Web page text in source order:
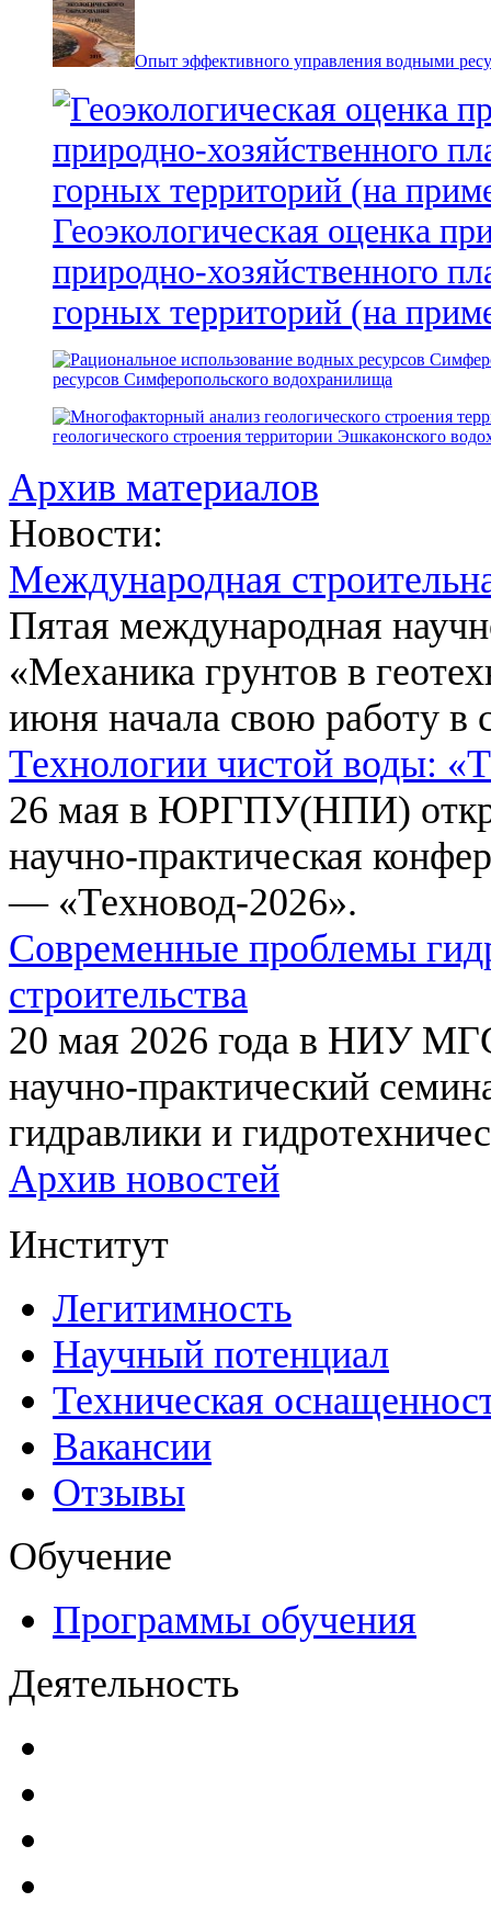
Опыт эффективного управления водными
Геоэкологическая оценка
природно-хозяйственного
горных территорий (на
ресурсов Симферопольского водохранилища
геологического строения территории Эшкаконского
Архив материалов
Новости:
Международная
Пятая международная
«Механика грунтов в
июня начала свою работу в
Технологии чистой воды:
26 мая в ЮРГПУ(НПИ)
научно-практическая
— «Техновод-2026».
Современные проблемы
строительства
20 мая 2026 года в НИУ
научно-практический
гидравлики и
Архив новостей
Институт
Легитимность
Научный потенциал
Техническая
Вакансии
Отзывы
Обучение
Программы обучения
Деятельность